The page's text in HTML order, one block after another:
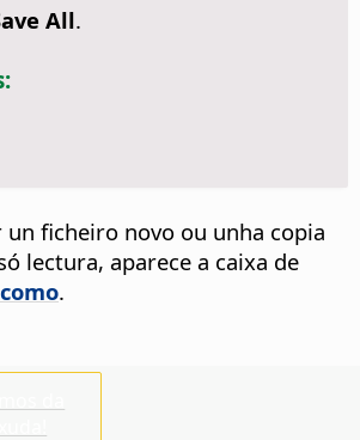
All.
un ficheiro novo ou unha copia
lectura, aparece a caixa de
.